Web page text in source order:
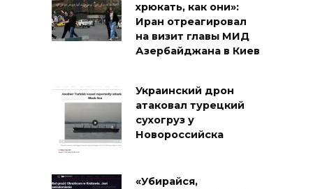
хрюкать, как они»:
Иран отреагировал
на визит главы МИД
Азербайджана в Киев
Украинский дрон
атаковал турецкий
сухогруз у
Новороссийска
«Убирайся,